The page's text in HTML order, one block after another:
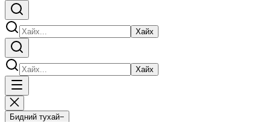
Хайх
Хайх
Бидний тухай−